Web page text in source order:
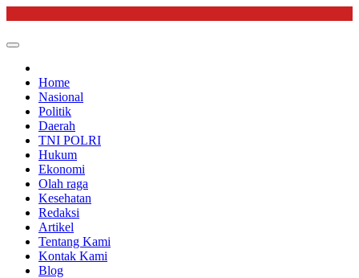
content
Home
Nasional
Politik
Daerah
TNI POLRI
Hukum
Ekonomi
Olah raga
Kesehatan
Redaksi
Artikel
Tentang Kami
Kontak Kami
Blog